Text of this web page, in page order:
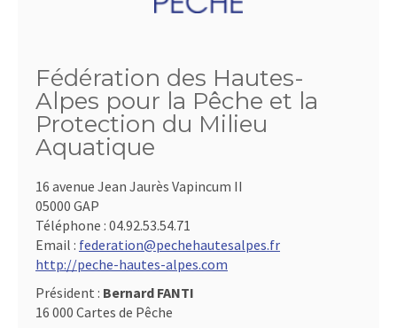
Fédération des Hautes-
Alpes pour la Pêche et la
Protection du Milieu
Aquatique
16 avenue Jean Jaurès Vapincum II
05000 GAP
Téléphone : 04.92.53.54.71
Email : federation@pechehautesalpes.fr
http://peche-hautes-alpes.com
Président : Bernard FANTI
16 000 Cartes de Pêche